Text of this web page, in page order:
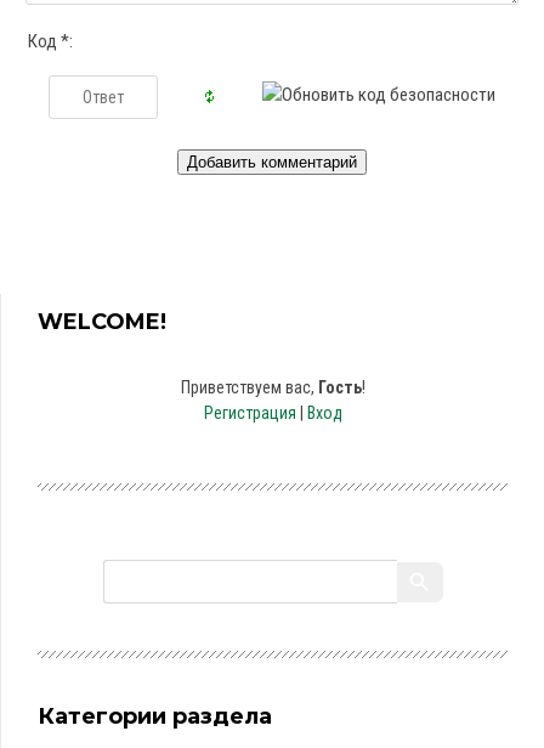
Код *:
WELCOME!
Приветствуем вас, Гость!
Регистрация
Вход
Категории раздела